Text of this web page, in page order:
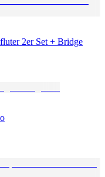
2er Set + Bridge